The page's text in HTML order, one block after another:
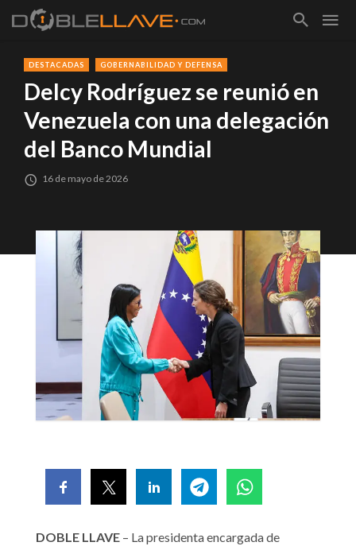
DESTACADAS GOBERNABILIDAD Y DEFENSA
Delcy Rodríguez se reunió en
Venezuela con una delegación
del Banco Mundial
16 de mayo de 2026
DOBLE LLAVE – La presidenta encargada de